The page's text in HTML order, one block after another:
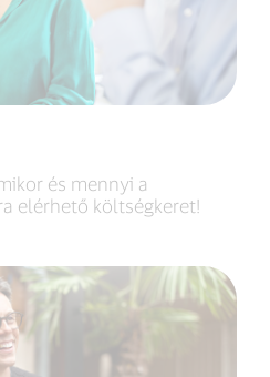
és mennyi a
elérhető költségkeret!